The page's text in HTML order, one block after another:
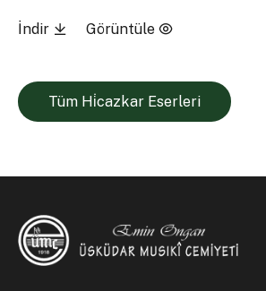
İndir Görüntüle
Tüm Hi̇cazkar Eserleri